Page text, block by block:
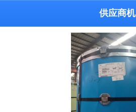
供应商机